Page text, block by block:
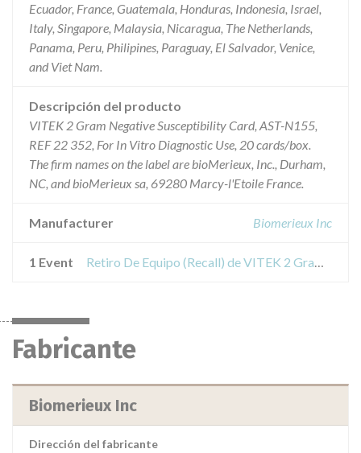
Ecuador, France, Guatemala, Honduras, Indonesia, Israel,
Italy, Singapore, Malaysia, Nicaragua, The Netherlands,
Panama, Peru, Philipines, Paraguay, El Salvador, Venice,
and Viet Nam.
Descripción del producto
VITEK 2 Gram Negative Susceptibility Card, AST-N155,
REF 22 352, For In Vitro Diagnostic Use, 20 cards/box.
The firm names on the label are bioMerieux, Inc., Durham,
NC, and bioMerieux sa, 69280 Marcy-l'Etoile France.
Manufacturer Biomerieux Inc
1 Event Retiro De Equipo (Recall) de VITEK 2 Gram Negative Susceptibility Card, ASTN155
Fabricante
Biomerieux Inc
Dirección del fabricante